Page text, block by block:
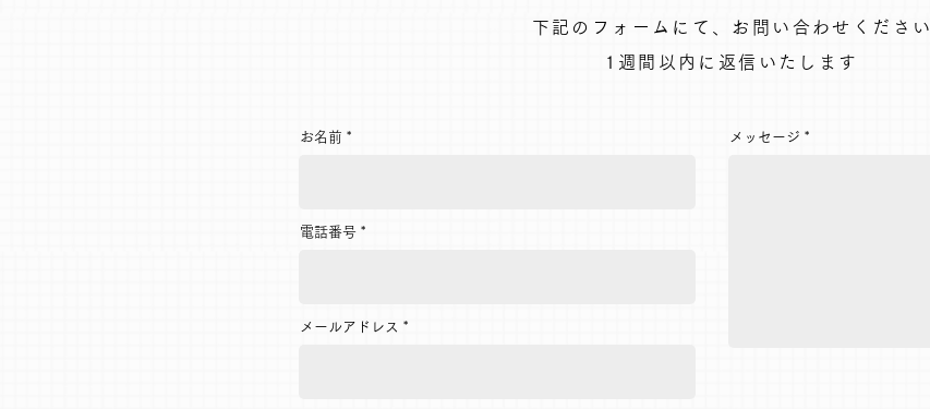
下記のフォームにて、お問い合わせください
1週間以内に返信いたします
お名前
電話番号
メールアドレス
メッセージ